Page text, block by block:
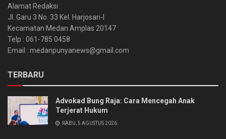
Alamat Redaksi :
Jl. Garu 3 No. 33 Kel. Harjosari-I
Kecamatan Medan Amplas 20147
Telp : 061-785 0458
Email : medanpunyanews@gmail.com
TERBARU
Advokad Bung Raja: Cara Mencegah Anak
Terjerat Hukum
RABU, 5 AGUSTUS 2026